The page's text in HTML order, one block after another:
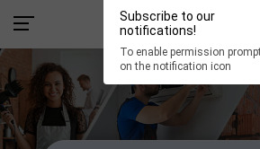
Subscribe to our
notifications!
To enable permission
on the notification icon